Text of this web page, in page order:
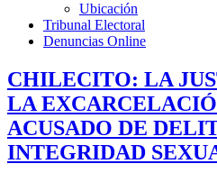
Ubicación
Tribunal Electoral
Denuncias Online
CHILECITO: LA
LA
ACUSADO DE
INTEGRIDAD